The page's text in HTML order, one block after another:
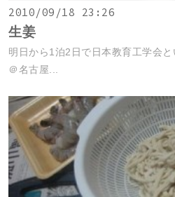
2010/09/18 23:26
生姜
明日から1泊2日で日本教育工学会
＠名古屋...